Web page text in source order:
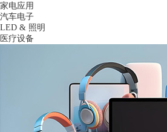
家电应用
汽车电子
LED & 照明
医疗设备